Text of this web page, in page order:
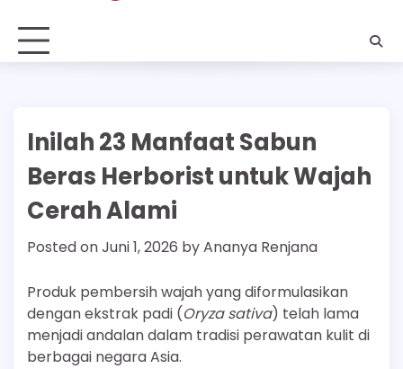
Inilah 23 Manfaat Sabun
Beras Herborist untuk Wajah
Cerah Alami
Posted onJuni 1, 2026 byAnanya Renjana
Produk pembersih wajah yang diformulasikan
dengan ekstrak padi (Oryza sativa) telah lama
menjadi andalan dalam tradisi perawatan kulit di
berbagai negara Asia.